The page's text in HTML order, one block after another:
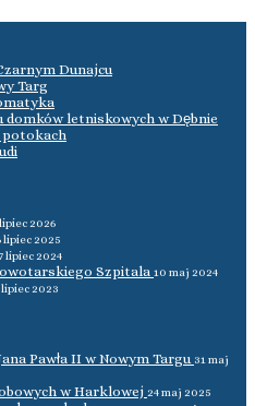
Dunajcu
Targ
letniskowych w Dębnie
potokach
2026
lipiec 2025
lipiec 2024
Szpitala 10 maj 2024
2023
Pawła II w Nowym Targu 31 maj
w Harklowej 24 maj 2025